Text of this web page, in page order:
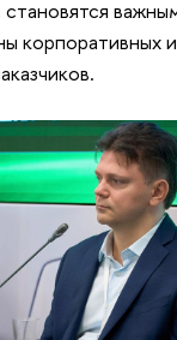
корпоративных и